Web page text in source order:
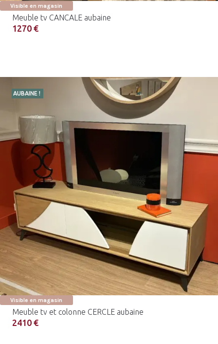
Visible en magasin
Meuble tv CANCALE aubaine
1270 €
AUBAINE !
Visible en magasin
Meuble tv et colonne CERCLE aubaine
2410 €